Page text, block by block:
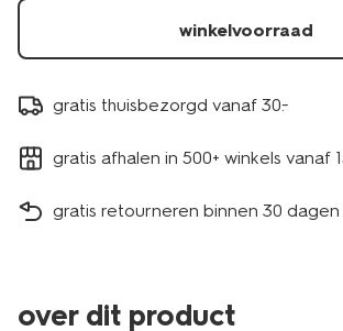
winkelvoorraad
gratis thuisbezorgd vanaf 30.-
gratis afhalen in 500+ winkels vanaf
gratis retourneren binnen 30 dagen
over dit product